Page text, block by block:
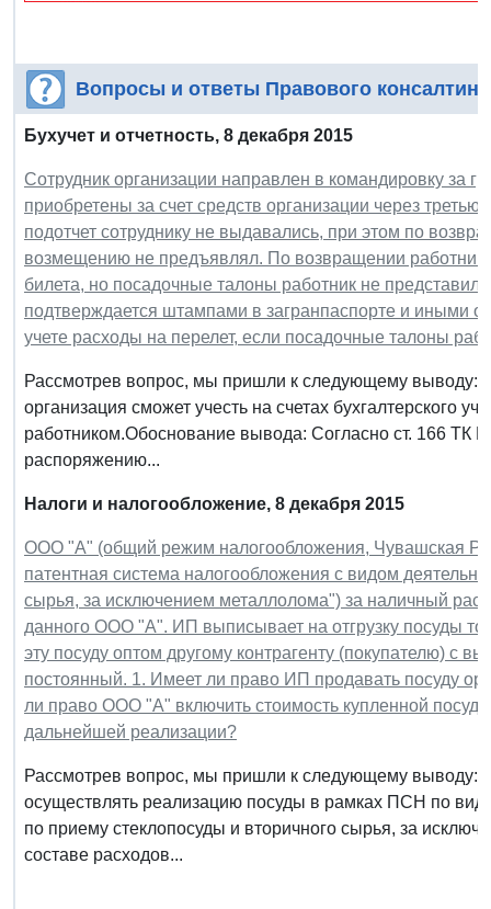
Вопросы и ответы Правового
Бухучет и отчетность, 8 декабря 2015
Сотрудник организации направлен в командировку за
приобретены за счет средств организации через
подотчет сотруднику не выдавались, при этом по
возмещению не предъявлял. По возвращении
билета, но посадочные талоны работник не
подтверждается штампами в загранпаспорте и иными
учете расходы на перелет, если посадочные талоны
Рассмотрев вопрос, мы пришли к следующему выводу:
организация сможет учесть на счетах бухгалтерского
работником.Обоснование вывода: Согласно ст. 166 ТК
распоряжению...
Налоги и налогообложение, 8 декабря 2015
ООО "А" (общий режим налогообложения, Чувашская
патентная система налогообложения с видом
сырья, за исключением металлолома") за наличный
данного ООО "А". ИП выписывает на отгрузку посуды
эту посуду оптом другому контрагенту (покупателю) с
постоянный. 1. Имеет ли право ИП продавать посуду
ли право ООО "А" включить стоимость купленной
дальнейшей реализации?
Рассмотрев вопрос, мы пришли к следующему выводу:
осуществлять реализацию посуды в рамках ПСН по
по приему стеклопосуды и вторичного сырья, за
составе расходов...